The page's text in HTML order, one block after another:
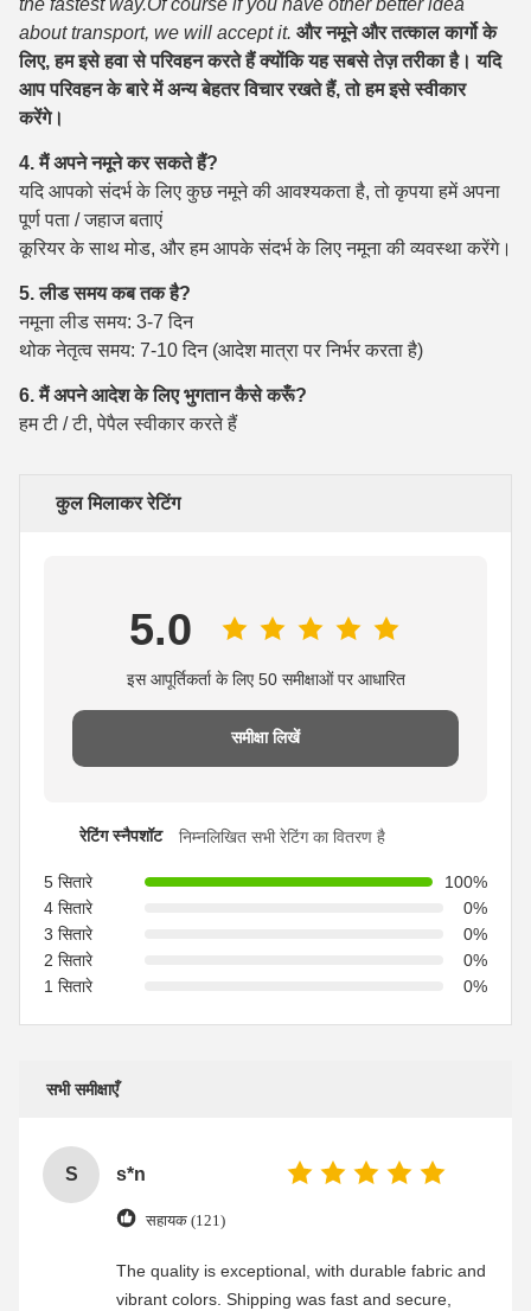
the fastest way.Of course if you have other better idea
about transport, we will accept it. और नमूने और तत्काल कार्गो के
लिए, हम इसे हवा से परिवहन करते हैं क्योंकि यह सबसे तेज़ तरीका है। यदि
आप परिवहन के बारे में अन्य बेहतर विचार रखते हैं, तो हम इसे स्वीकार
करेंगे।
4. मैं अपने नमूने कर सकते हैं?
यदि आपको संदर्भ के लिए कुछ नमूने की आवश्यकता है, तो कृपया हमें अपना
पूर्ण पता / जहाज बताएं
कूरियर के साथ मोड, और हम आपके संदर्भ के लिए नमूना की व्यवस्था करेंगे।
5. लीड समय कब तक है?
नमूना लीड समय: 3-7 दिन
थोक नेतृत्व समय: 7-10 दिन (आदेश मात्रा पर निर्भर करता है)
6. मैं अपने आदेश के लिए भुगतान कैसे करूँ?
हम टी / टी, पेपैल स्वीकार करते हैं
कुल मिलाकर रेटिंग
5.0
इस आपूर्तिकर्ता के लिए 50 समीक्षाओं पर आधारित
समीक्षा लिखें
रेटिंग स्नैपशॉट निम्नलिखित सभी रेटिंग का वितरण है
5 सितारे
100%
4 सितारे
0%
3 सितारे
0%
2 सितारे
0%
1 सितारे
0%
सभी समीक्षाएँ
S s*n
सहायक (121)
The quality is exceptional, with durable fabric and
vibrant colors. Shipping was fast and secure,